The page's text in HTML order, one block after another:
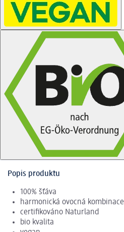
Popis produktu
100% šťáva
harmonická ovocná kombinace
certifikováno Naturland
bio kvalita